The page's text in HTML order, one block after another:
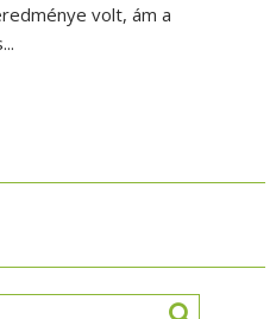
volt, ám a